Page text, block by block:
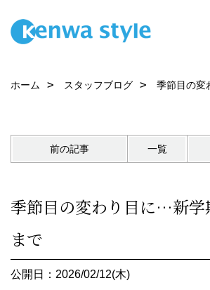
ホーム スタッフブログ 季節目の
前の記事 一覧
季節目の変わり目に…新学
まで
公開日：2026/02/12(木)